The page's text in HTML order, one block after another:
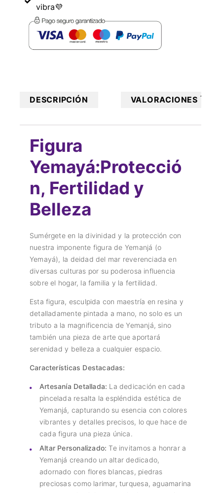
vibra💜
DESCRIPCIÓN VALORACIONES 1
Figura
Yemayá:Protecció
n, Fertilidad y
Belleza
Sumérgete en la divinidad y la protección con
nuestra imponente figura de Yemanjá (o
Yemayá), la deidad del mar reverenciada en
diversas culturas por su poderosa influencia
sobre el hogar, la familia y la fertilidad.
Esta figura, esculpida con maestría en resina y
detalladamente pintada a mano, no solo es un
tributo a la magnificencia de Yemanjá, sino
también una pieza de arte que aportará
serenidad y belleza a cualquier espacio.
Características Destacadas:
Artesanía Detallada: La dedicación en cada
pincelada resalta la espléndida estética de
Yemanjá, capturando su esencia con colores
vibrantes y detalles precisos, lo que hace de
cada figura una pieza única.
Altar Personalizado: Te invitamos a honrar a
Yemanjá creando un altar dedicado,
adornado con flores blancas, piedras
preciosas como larimar, turquesa, aguamarina